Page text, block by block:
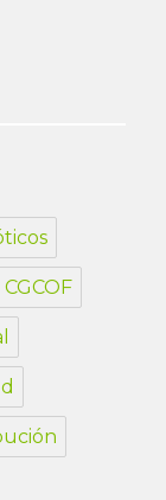
CGCOF